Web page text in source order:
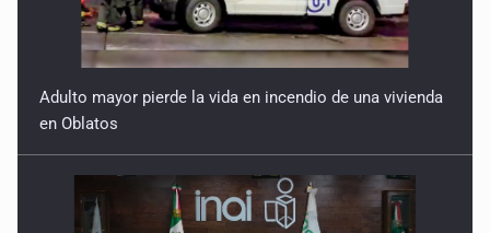
Adulto mayor pierde la vida en incendio de una vivienda
en Oblatos